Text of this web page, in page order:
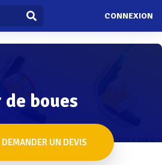
CONNEXION
boues
DEMANDER UN DEVIS